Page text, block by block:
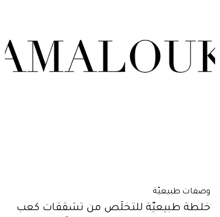
وصفات طبيعيّة
خلطة طبيعيّة للتخلّص من تشقّقات كعب